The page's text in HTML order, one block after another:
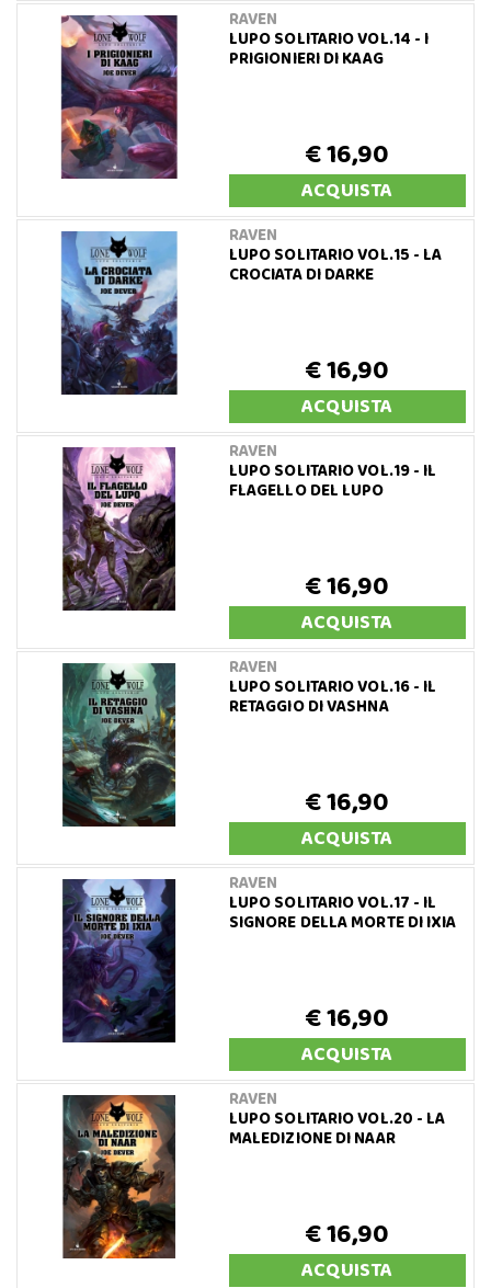
RAVEN
LUPO SOLITARIO VOL.14 - I
PRIGIONIERI DI KAAG
€ 16,90
ACQUISTA
RAVEN
LUPO SOLITARIO VOL.15 - LA
CROCIATA DI DARKE
€ 16,90
ACQUISTA
RAVEN
LUPO SOLITARIO VOL.19 - IL
FLAGELLO DEL LUPO
€ 16,90
ACQUISTA
RAVEN
LUPO SOLITARIO VOL.16 - IL
RETAGGIO DI VASHNA
€ 16,90
ACQUISTA
RAVEN
LUPO SOLITARIO VOL.17 - IL
SIGNORE DELLA MORTE DI IXIA
€ 16,90
ACQUISTA
RAVEN
LUPO SOLITARIO VOL.20 - LA
MALEDIZIONE DI NAAR
€ 16,90
ACQUISTA